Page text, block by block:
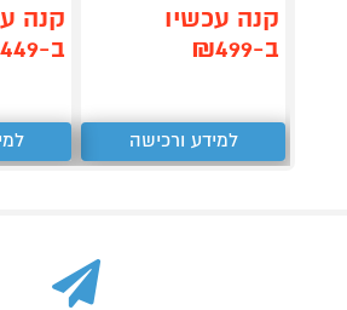
קנה עכשיו
ב-₪499
למידע ורכישה
קנה
ב-₪449